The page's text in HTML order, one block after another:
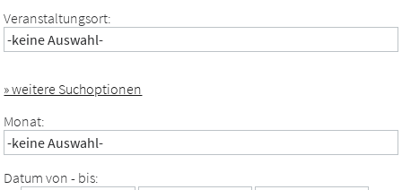
Veranstaltungsort:
» weitere Suchoptionen
Monat:
Datum von - bis: